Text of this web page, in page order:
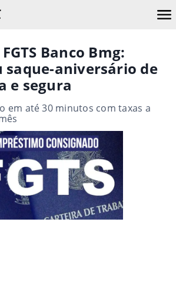
Banco Bmg:
saque-aniversário de
e segura
em até 30 minutos com taxas a